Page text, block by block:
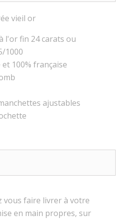
vieil or
l'or fin 24 carats ou
1000
100% française
ajustables
vous faire livrer à votre
en main propres, sur